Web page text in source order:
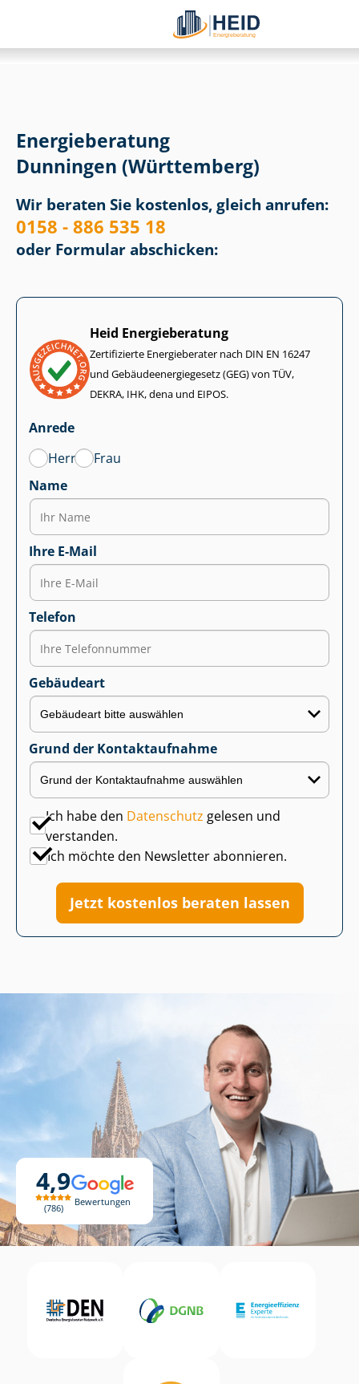
4,9
786
Bewertungen
Energieberatung
Dunningen (Württemberg)
Wir beraten Sie kostenlos, gleich anrufen:
0158 - 886 535 18
oder Formular abschicken:
Heid Energieberatung
Zertifizierte Energieberater nach DIN EN 16247
und Ge­bäu­de­en­er­gie­ge­setz (GEG) von TÜV,
DEKRA, IHK, dena und EIPOS.
Anrede
Herr
Frau
Name
Ihre E-Mail
Telefon
Gebäudeart
Grund der Kontaktaufnahme
Ich habe den Datenschutz gelesen und
verstanden.
Ich möchte den Newsletter abonnieren.
Jetzt kostenlos beraten lassen